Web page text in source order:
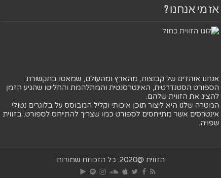
אז מי אנחנו ?
אנחנו אוהדים של קבוצות, מהארץ ומהעולם, שמאסו בתקשורת
הספורט הסטנדרטית, האינטרסנטית והמתלהמת והחליטו שהגיע הזמן
להציג את הזווית שלהם.
המטרה שלנו היא ליצור תוכן איכותי וקליל המבוסס על בלוגרים נטולי
אינטרסים אשר מתייחסים לספורט כמו שצריך להתייחס לספורט. בזווית
שפויה.
הזווית @2020. כל הזכויות שמורות